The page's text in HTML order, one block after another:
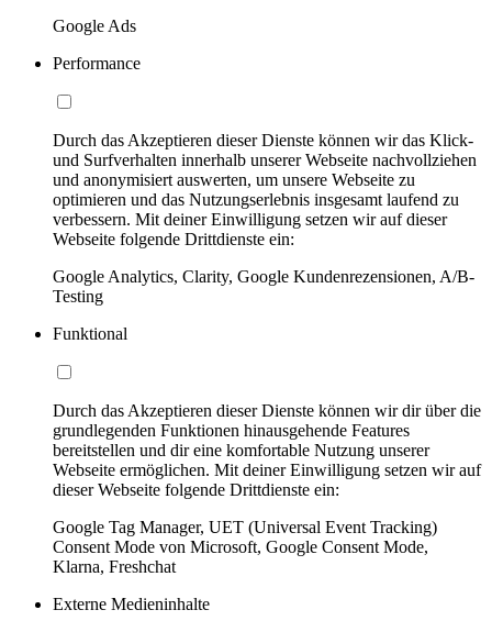
Google Ads
Performance
Durch das Akzeptieren dieser Dienste können wir das Klick-
und Surfverhalten innerhalb unserer Webseite nachvollziehen
und anonymisiert auswerten, um unsere Webseite zu
optimieren und das Nutzungserlebnis insgesamt laufend zu
verbessern. Mit deiner Einwilligung setzen wir auf dieser
Webseite folgende Drittdienste ein:
Google Analytics, Clarity, Google Kundenrezensionen, A/B-
Testing
Funktional
Durch das Akzeptieren dieser Dienste können wir dir über die
grundlegenden Funktionen hinausgehende Features
bereitstellen und dir eine komfortable Nutzung unserer
Webseite ermöglichen. Mit deiner Einwilligung setzen wir auf
dieser Webseite folgende Drittdienste ein:
Google Tag Manager, UET (Universal Event Tracking)
Consent Mode von Microsoft, Google Consent Mode,
Klarna, Freshchat
Externe Medieninhalte